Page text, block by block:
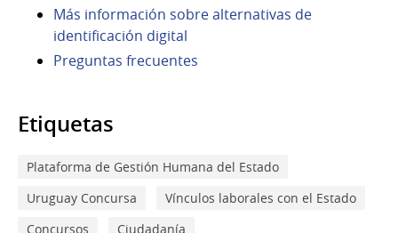
Más información sobre alternativas de
identificación digital
Preguntas frecuentes
Etiquetas
Plataforma de Gestión Humana del Estado
Uruguay Concursa
Vínculos laborales con el Estado
Concursos
Ciudadanía